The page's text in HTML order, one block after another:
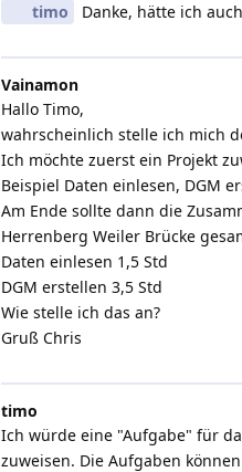
timo Danke, hätte ich
Vainamon
Hallo Timo,
wahrscheinlich stelle ich mich
Ich möchte zuerst ein Projekt
Beispiel Daten einlesen, DGM
Am Ende sollte dann die
Herrenberg Weiler Brücke
Daten einlesen 1,5 Std
DGM erstellen 3,5 Std
Wie stelle ich das an?
Gruß Chris
timo
Ich würde eine "Aufgabe" für
zuweisen. Die Aufgaben